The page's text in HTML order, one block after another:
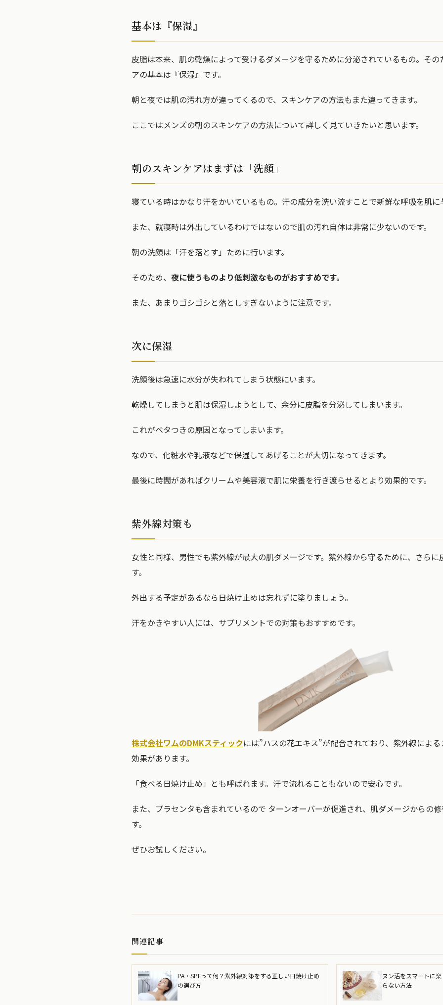
基本は『保湿』
皮脂は本来、肌の乾燥によって受けるダメージを守るために分泌されているもの。そ
アの基本は『保湿』です。
朝と夜では肌の汚れ方が違ってくるので、スキンケアの方法もまた違ってきます。
ここではメンズの朝のスキンケアの方法について詳しく見ていきたいと思います。
朝のスキンケアはまずは「洗顔」
寝ている時はかなり汗をかいているもの。汗の成分を洗い流すことで新鮮な呼吸を肌に
また、就寝時は外出しているわけではないので肌の汚れ自体は非常に少ないのです。
朝の洗顔は「汗を落とす」ために行います。
そのため、 夜に使うものより低刺激なものがおすすめです。
また、あまりゴシゴシと落としすぎないように注意です。
次に保湿
洗顔後は急速に水分が失われてしまう状態にいます。
乾燥してしまうと肌は保湿しようとして、余分に皮脂を分泌してしまいます。
これがベタつきの原因となってしまいます。
なので、化粧水や乳液などで保湿してあげることが大切になってきます。
最後に時間があればクリームや美容液で肌に栄養を行き渡らせるとより効果的です。
紫外線対策も
女性と同様、男性でも紫外線が最大の肌ダメージです。紫外線から守るために、さらに
す。
外出する予定があるなら日焼け止めは忘れずに塗りましょう。
汗をかきやすい人には、サプリメントでの対策もおすすめです。
株式会社ワムのDMKスティックには”ハスの花エキス”が配合されており、紫外線によ
効果があります。
「食べる日焼け止め」とも呼ばれます。汗で流れることもないので安心です。
また、プラセンタも含まれているので ターンオーバーが促進され、肌ダメージからの
す。
ぜひお試しください。
関連記事
PA・SPFって何？紫外線対策をする正しい日焼け止め
の選び方
ヌン活をスマートに
らない方法